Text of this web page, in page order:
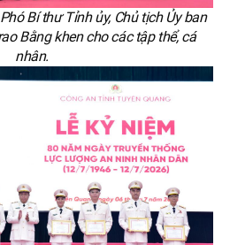
Bí thư Tỉnh ủy, Chủ tịch Ủy ban
Bằng khen cho các tập thể, cá
nhân.